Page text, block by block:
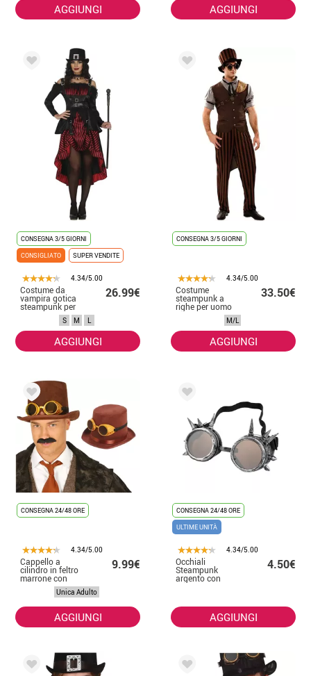
AGGIUNGI AGGIUNGI
CONSEGNA 3/5 GIORNI
CONSIGLIATO
SUPER VENDITE
4.34/5.00
Costume da
vampira gotica
steampunk per
donna
26.99€
S M L
AGGIUNGI
CONSEGNA 3/5 GIORNI
4.34/5.00
Costume
steampunk a
righe per uomo
33.50€
M/L
AGGIUNGI
CONSEGNA 24/48 ORE
4.34/5.00
Cappello a
cilindro in feltro
marrone con
9.99€
Unica Adulto
AGGIUNGI
CONSEGNA 24/48 ORE
ULTIME UNITÀ
4.34/5.00
Occhiali
Steampunk
argento con
punte
4.50€
AGGIUNGI